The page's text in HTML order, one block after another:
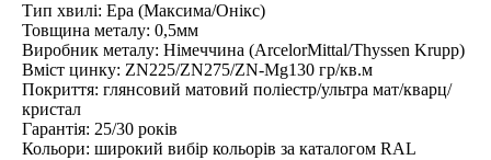
Тип хвилі: Ера (Максима/Онікс)
Товщина металу: 0,5мм
Виробник металу: Німеччина (ArcelorMittal/Thyssen Krupp)
Вміст цинку: ZN225/ZN275/ZN-Mg130 гр/кв.м
Покриття: глянсовий матовий поліестр/ультра мат/кварц/
кристал
Гарантія: 25/30 років
Кольори: широкий вибір кольорів за каталогом RAL